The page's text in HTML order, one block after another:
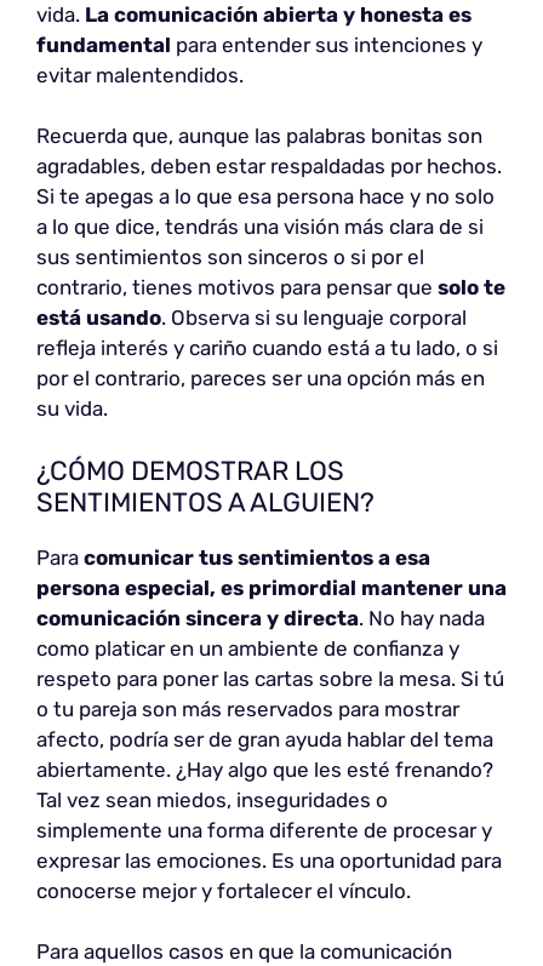
vida. La comunicación abierta y honesta es
fundamental para entender sus intenciones y
evitar malentendidos.
Recuerda que, aunque las palabras bonitas son
agradables, deben estar respaldadas por hechos.
Si te apegas a lo que esa persona hace y no solo
a lo que dice, tendrás una visión más clara de si
sus sentimientos son sinceros o si por el
contrario, tienes motivos para pensar que solo te
está usando. Observa si su lenguaje corporal
refleja interés y cariño cuando está a tu lado, o si
por el contrario, pareces ser una opción más en
su vida.
¿CÓMO DEMOSTRAR LOS
SENTIMIENTOS A ALGUIEN?
Para comunicar tus sentimientos a esa
persona especial, es primordial mantener una
comunicación sincera y directa. No hay nada
como platicar en un ambiente de confianza y
respeto para poner las cartas sobre la mesa. Si tú
o tu pareja son más reservados para mostrar
afecto, podría ser de gran ayuda hablar del tema
abiertamente. ¿Hay algo que les esté frenando?
Tal vez sean miedos, inseguridades o
simplemente una forma diferente de procesar y
expresar las emociones. Es una oportunidad para
conocerse mejor y fortalecer el vínculo.
Para aquellos casos en que la comunicación